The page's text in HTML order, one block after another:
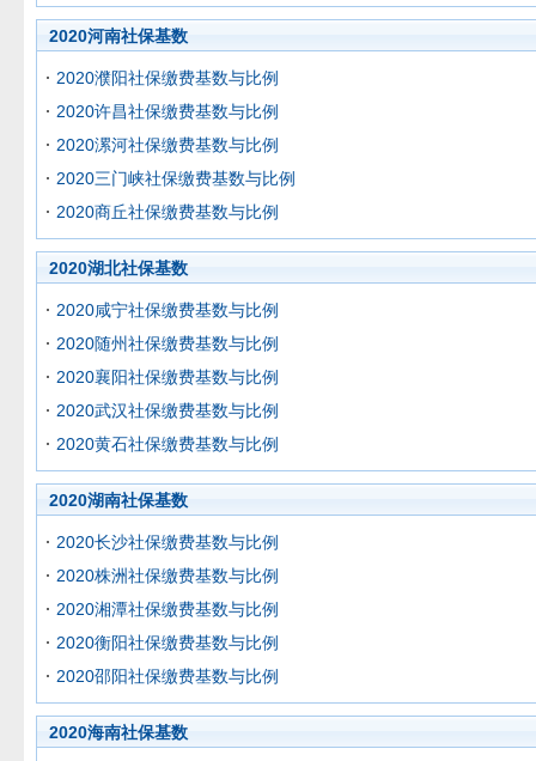
2020河南社保基数
2020濮阳社保缴费基数与比例
2020许昌社保缴费基数与比例
2020漯河社保缴费基数与比例
2020三门峡社保缴费基数与比例
2020商丘社保缴费基数与比例
2020湖北社保基数
2020咸宁社保缴费基数与比例
2020随州社保缴费基数与比例
2020襄阳社保缴费基数与比例
2020武汉社保缴费基数与比例
2020黄石社保缴费基数与比例
2020湖南社保基数
2020长沙社保缴费基数与比例
2020株洲社保缴费基数与比例
2020湘潭社保缴费基数与比例
2020衡阳社保缴费基数与比例
2020邵阳社保缴费基数与比例
2020海南社保基数